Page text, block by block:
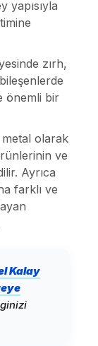
yapısıyla
zırh,
önemli bir
olarak
ve
Ayrıca
farklı ve
Kalay